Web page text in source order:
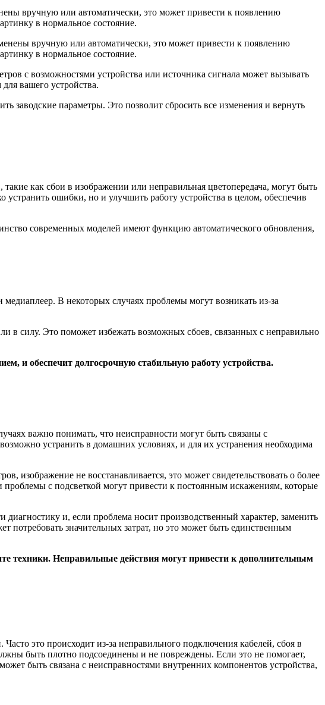
вручную или автоматически, это может привести к появлению
в нормальное состояние.
с возможностями устройства или источника сигнала может вызывать
вашего устройства.
заводские параметры. Это позволит сбросить все изменения и вернуть
как сбои в изображении или неправильная цветопередача, могут быть
ошибки, но и улучшить работу устройства в целом, обеспечив
современных моделей имеют функцию автоматического обновления,
В некоторых случаях проблемы могут возникать из-за
в силу. Это поможет избежать возможных сбоев, связанных с неправильно
и обеспечит долгосрочную стабильную работу устройства.
важно понимать, что неисправности могут быть связаны с
устранить в домашних условиях, и для их устранения необходима
изображение не восстанавливается, это может свидетельствовать о более
с подсветкой могут привести к постоянным искажениям, которые
и, если проблема носит производственный характер, заменить
потребовать значительных затрат, но это может быть единственным
техники. Неправильные действия могут привести к дополнительным
это происходит из-за неправильного подключения кабелей, сбоя в
быть плотно подсоединены и не повреждены. Если это не помогает,
быть связана с неисправностями внутренних компонентов устройства,